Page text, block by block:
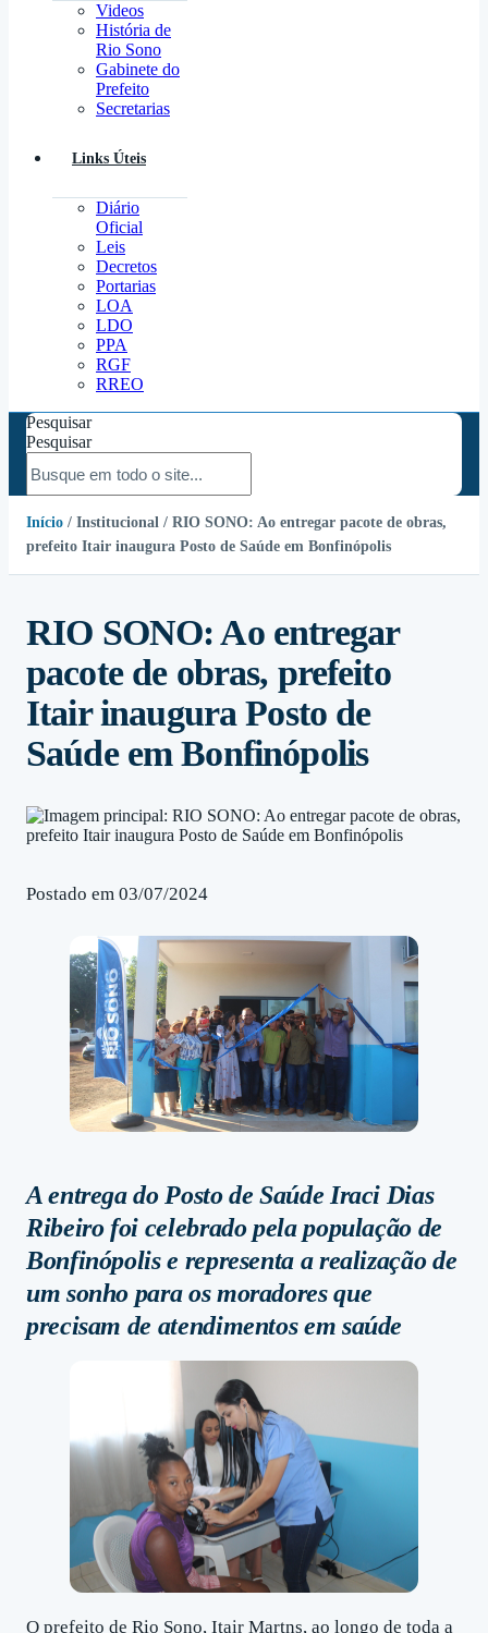
Videos
História de
Rio Sono
Gabinete do
Prefeito
Secretarias
Links Úteis
Diário
Oficial
Leis
Decretos
Portarias
LOA
LDO
PPA
RGF
RREO
Pesquisar
Pesquisar
Início / Institucional / RIO SONO: Ao entregar pacote de obras,
prefeito Itair inaugura Posto de Saúde em Bonfinópolis
RIO SONO: Ao entregar
pacote de obras, prefeito
Itair inaugura Posto de
Saúde em Bonfinópolis
Postado em 03/07/2024
A entrega do Posto de Saúde Iraci Dias
Ribeiro foi celebrado pela população de
Bonfinópolis e representa a realização de
um sonho para os moradores que
precisam de atendimentos em saúde
O prefeito de Rio Sono, Itair Martns, ao longo de toda a